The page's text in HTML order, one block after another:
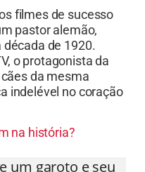
filmes de sucesso
pastor alemão,
de 1920.
o protagonista da
da mesma
indelével no coração